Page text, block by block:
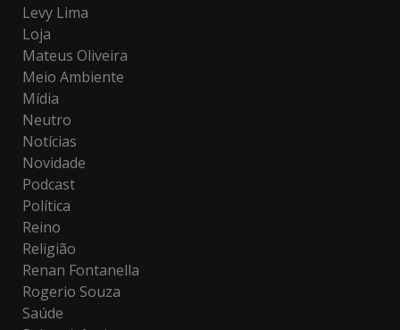
Levy Lima
Loja
Mateus Oliveira
Meio Ambiente
Mídia
Neutro
Notícias
Novidade
Podcast
Política
Reino
Religião
Renan Fontanella
Rogerio Souza
Saúde